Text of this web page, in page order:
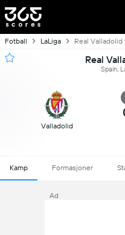
Fotball LaLiga Real Valladolid
Real
Spain,
Valladolid
Kamp Formasjoner
Ad